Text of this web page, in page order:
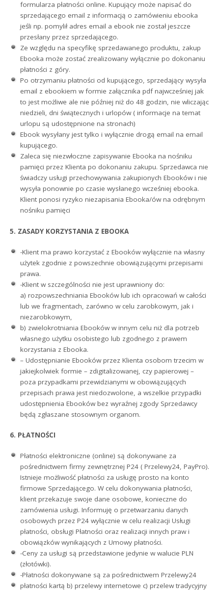
formularza płatności online. Kupujący może napisać do
sprzedającego email z informacją o zamówieniu ebooka
jeśli np. pomylił adres email a ebook nie został jeszcze
przesłany przez sprzedającego.
Ze względu na specyfikę sprzedawanego produktu, zakup
Ebooka może zostać zrealizowany wyłącznie po dokonaniu
płatności z góry.
Po otrzymaniu płatności od kupującego, sprzedający wysyła
email z ebookiem w formie załącznika pdf najwcześniej jak
to jest możliwe ale nie później niż do 48 godzin, nie wliczając
niedzieli, dni świątecznych i urlopów ( informacje na temat
urlopu są udostępnione na stronach)
Ebook wysyłany jest tylko i wyłącznie drogą email na email
kupującego.
Zaleca się niezwłoczne zapisywanie Ebooka na nośniku
pamięci przez Klienta po dokonaniu zakupu. Sprzedawca nie
świadczy usługi przechowywania zakupionych Ebooków i nie
wysyła ponownie po czasie wysłanego wcześniej ebooka.
Klient ponosi ryzyko niezapisania Ebooka/ów na odrębnym
nośniku pamięci
5. ZASADY KORZYSTANIA Z EBOOKA
-Klient ma prawo korzystać z Ebooków wyłącznie na własny
użytek zgodnie z powszechnie obowiązującymi przepisami
prawa.
-Klient w szczególności nie jest uprawniony do:
a) rozpowszechniania Ebooków lub ich opracowań w całości
lub we fragmentach, zarówno w celu zarobkowym, jak i
niezarobkowym,
b) zwielokrotniania Ebooków w innym celu niż dla potrzeb
własnego użytku osobistego lub zgodnego z prawem
korzystania z Ebooka.
– Udostępnianie Ebooków przez Klienta osobom trzecim w
jakiejkolwiek formie – zdigitalizowanej, czy papierowej –
poza przypadkami przewidzianymi w obowiązujących
przepisach prawa jest niedozwolone, a wszelkie przypadki
udostępnienia Ebooków bez wyraźnej zgody Sprzedawcy
będą zgłaszane stosownym organom.
6. PŁATNOŚCI
Płatności elektroniczne (online) są dokonywane za
pośrednictwem firmy zewnętrznej P24 ( Przelewy24, PayPro).
Istnieje możliwość płatności za usługę prosto na konto
firmowe Sprzedającego. W celu dokonywania płatności,
klient przekazuje swoje dane osobowe, konieczne do
zamówienia usługi. Informuję o przetwarzaniu danych
osobowych przez P24 wyłącznie w celu realizacji Usługi
płatności, obsługi Płatności oraz realizacji innych praw i
obowiązków wynikających z Umowy płatności.
-Ceny za usługi są przedstawione jedynie w walucie PLN
(złotówki).
-Płatności dokonywane są za pośrednictwem Przelewy24
płatności kartą b) przelewy internetowe c) przelew tradycyjny